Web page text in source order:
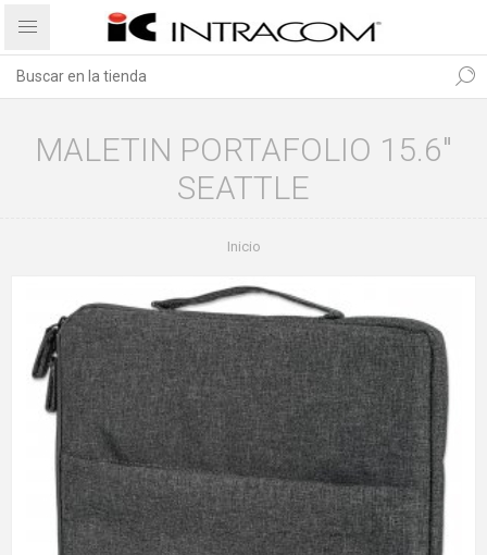
MALETIN PORTAFOLIO 15.6"
SEATTLE
Inicio